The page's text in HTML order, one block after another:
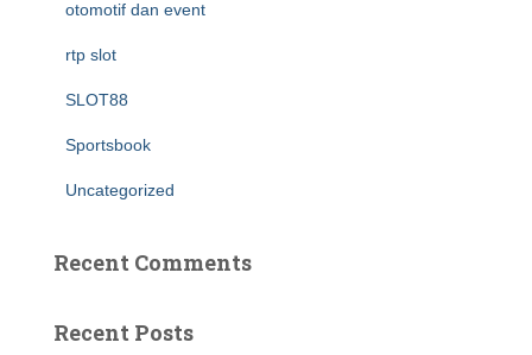
otomotif dan event
rtp slot
SLOT88
Sportsbook
Uncategorized
Recent Comments
Recent Posts